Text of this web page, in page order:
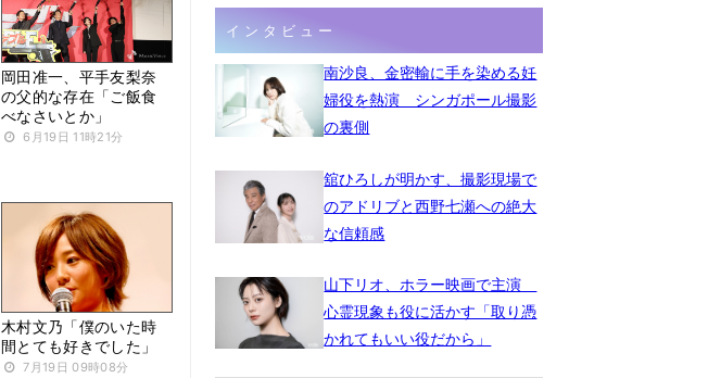
岡田准一、平手友梨奈
の父的な存在「ご飯食
べなさいとか」
6月19日 11時21分
木村文乃「僕のいた時
間とても好きでした」
7月19日 09時08分
インタビュー
南沙良、金密輸に手を染める妊
婦役を熱演 シンガポール撮影
の裏側
舘ひろしが明かす、撮影現場で
のアドリブと西野七瀬への絶大
な信頼感
山下リオ、ホラー映画で主演
心霊現象も役に活かす「取り憑
かれてもいい役だから」